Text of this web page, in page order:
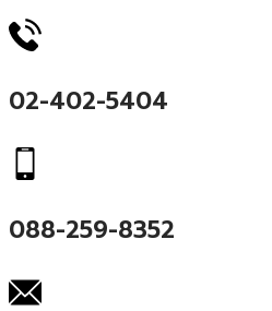
02-402-5404
088-259-8352